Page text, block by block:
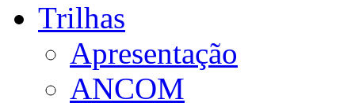
Trilhas
Apresentação
ANCOM